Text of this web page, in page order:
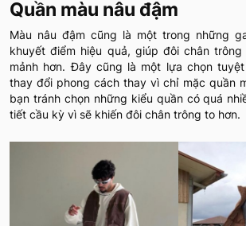
Quần màu nâu đậm
Màu nâu đậm cũng là một trong những
khuyết điểm hiệu quả, giúp đôi chân
mảnh hơn. Đây cũng là một lựa chọn
thay đổi phong cách thay vì chỉ mặc quần
bạn tránh chọn những kiểu quần có quá
tiết cầu kỳ vì sẽ khiến đôi chân trông to hơn.